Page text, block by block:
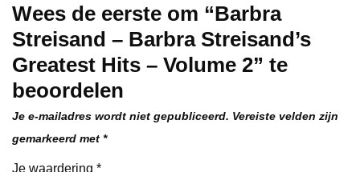
Wees de eerste om “Barbra
Streisand – Barbra Streisand’s
Greatest Hits – Volume 2” te
beoordelen
Je e-mailadres wordt niet gepubliceerd. Vereiste velden zijn
gemarkeerd met *
Je waardering *